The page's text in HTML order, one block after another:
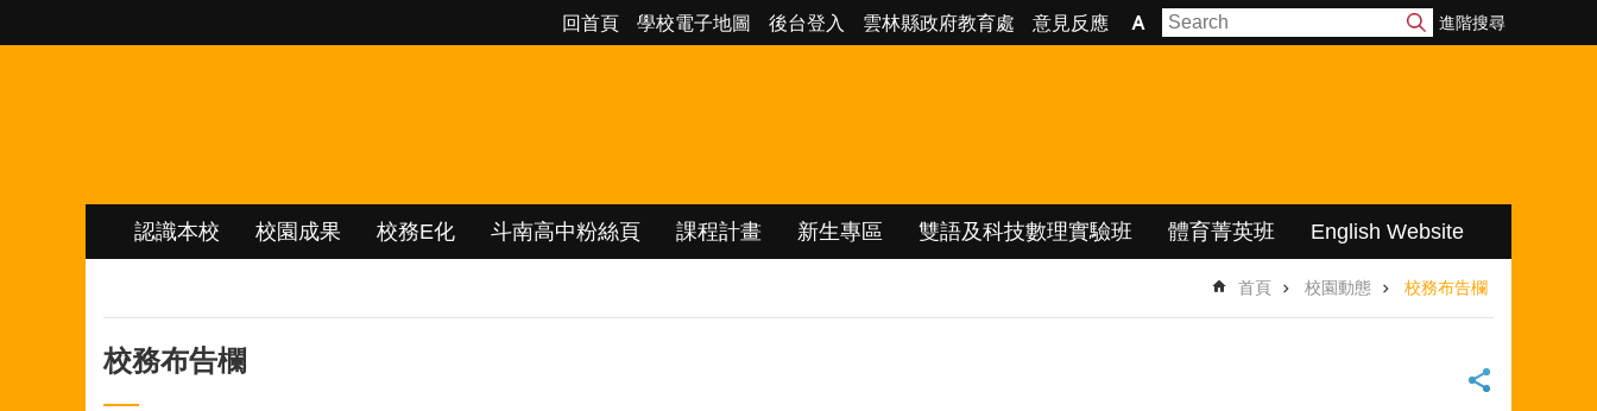
回首頁 學校電子地圖 後台登入 雲林縣政府教育處 意見反應 進階搜尋
認識本校 校園成果 校務E化 斗南高中粉絲頁 課程計畫 新生專區 雙語及科技數理實驗班 體育菁英班 English Website
首頁 校園動態 校務布告欄
校務布告欄